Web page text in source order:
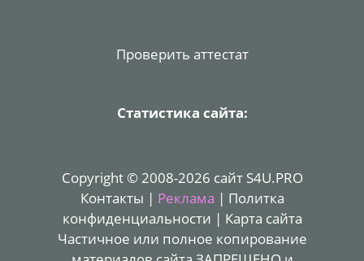
Проверить аттестат
Статистика сайта:
Copyright © 2008-2026 сайт S4U.PRO
Контакты | Реклама | Политка
конфиденциальности | Карта сайта
Частичное или полное копирование